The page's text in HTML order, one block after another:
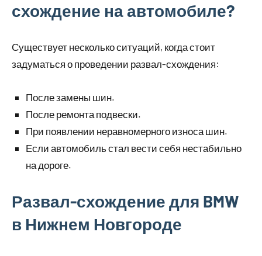
схождение на автомобиле?
Существует несколько ситуаций, когда стоит
задуматься о проведении развал-схождения:
После замены шин.
После ремонта подвески.
При появлении неравномерного износа шин.
Если автомобиль стал вести себя нестабильно
на дороге.
Развал-схождение для BMW
в Нижнем Новгороде